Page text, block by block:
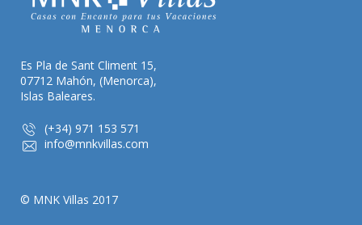
Es Pla de Sant Climent 15,
07712 Mahón, (Menorca),
Islas Baleares.
(+34) 971 153 571
info@mnkvillas.com
© MNK Villas 2017